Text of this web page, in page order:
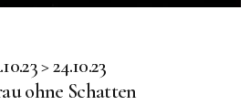
> 24.10.23
ohne Schatten